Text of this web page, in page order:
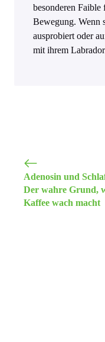
besonderen Faible
Bewegung. Wenn
ausprobiert oder
mit ihrem
Adenosin und
Der wahre Grund,
Kaffee wach macht